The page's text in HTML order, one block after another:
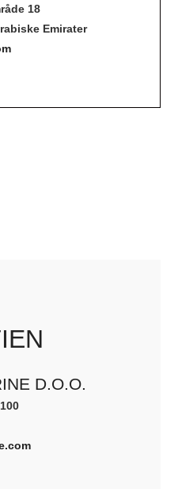
18
Emirater
D.O.O.